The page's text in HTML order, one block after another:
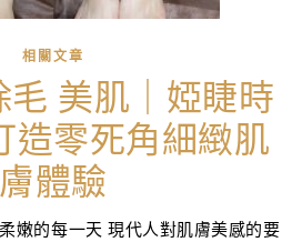
相關文章
毛 美肌｜婭睫時
造零死角細緻肌
膚體驗